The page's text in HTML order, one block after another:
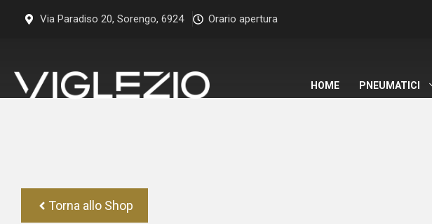
Via Paradiso 20, Sorengo, 6924 Orario apertura
HOME PNEUMATICI
Torna allo Shop